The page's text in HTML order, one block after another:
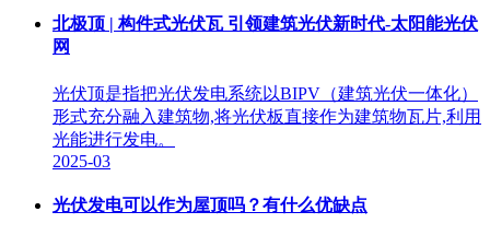
北极顶 | 构件式光伏瓦 引领建筑光伏新时代-太阳能光伏
网
光伏顶是指把光伏发电系统以BIPV（建筑光伏一体化）
形式充分融入建筑物,将光伏板直接作为建筑物瓦片,利用
光能进行发电。
2025-03
光伏发电可以作为屋顶吗？有什么优缺点